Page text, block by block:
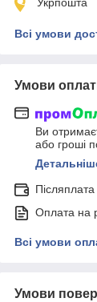
Всі умови
Умови
Ви
або гроші
Післяплата
Оплата на
Всі умови
Умови